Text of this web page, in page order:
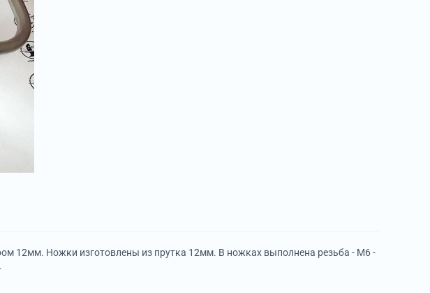
12мм. Ножки изготовлены из прутка 12мм. В ножках выполнена резьба - М6 -